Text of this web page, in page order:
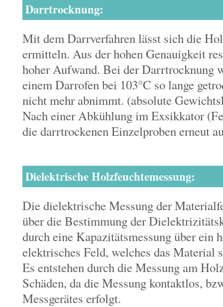
Darrtrocknung:
Mit dem Darrverfahren lässt sich die
ermitteln. Aus der hohen Genauigkeit
hoher Aufwand. Bei der Darrtrocknung
einem Darrofen bei 103°C so lange
nicht mehr abnimmt. (absolute
Nach einer Abkühlung im Exsikkator
die darrtrockenen Einzelproben erneut
Dielektrische Holzfeuchtemessung:
Die dielektrische Messung der
über die Bestimmung der
durch eine Kapazitätsmessung über ein
elektrisches Feld, welches das Material
Es entstehen durch die Messung am
Schäden, da die Messung kontaktlos,
Messgerätes erfolgt.